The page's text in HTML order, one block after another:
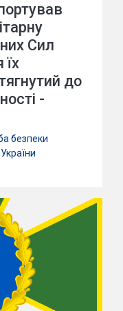
Сил
їх
до
-
безпеки